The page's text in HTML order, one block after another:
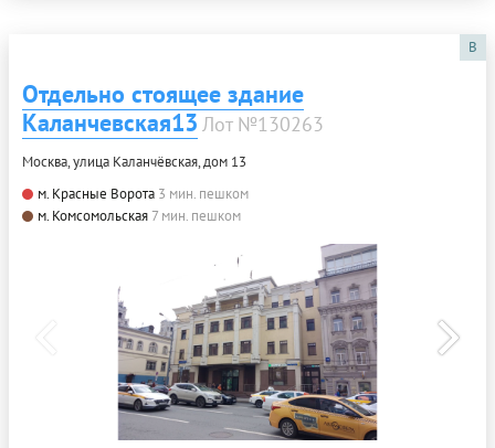
B
Отдельно стоящее здание
Каланчевская13 Лот №130263
Москва, улица Каланчёвская, дом 13
м. Красные Ворота 3 мин. пешком
м. Комсомольская 7 мин. пешком